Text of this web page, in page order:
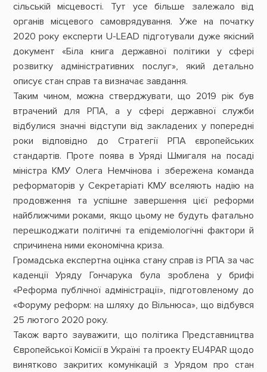
сільській місцевості. Тут усе більше залежало від
органів місцевого самоврядування. Уже на початку
2020 року експерти U-LEAD підготували дуже якісний
документ «Біла книга державної політики у сфері
розвитку адміністративних послуг», який детально
описує стан справ та визначає завдання.
Таким чином, можна стверджувати, що 2019 рік був
втрачений для РПА, а у сфері державної служби
відбулися значні відступи від закладених у попередні
роки відповідно до Стратегії РПА європейських
стандартів. Проте поява в Уряді Шмигаля на посаді
міністра КМУ Олега Немчінова і збережена команда
реформаторів у Секретаріаті КМУ вселяють надію на
продовження та успішне завершення цієї реформи
найближчими роками, якщо цьому не будуть фатально
перешкоджати політичні та епідеміологічні фактори й
спричинена ними економічна криза.
Громадська експертна оцінка стану справ із РПА за час
каденції Уряду Гончарука була зроблена у брифі
«Реформа публічної адміністрації», підготовленому до
«Форуму реформ: на шляху до Вільнюса», що відбувся
25 лютого 2020 року.
Також варто зауважити, що політика Представництва
Європейської Комісії в Україні та проекту EU4PAR щодо
винятково закритих комунікацій з Урядом про стан